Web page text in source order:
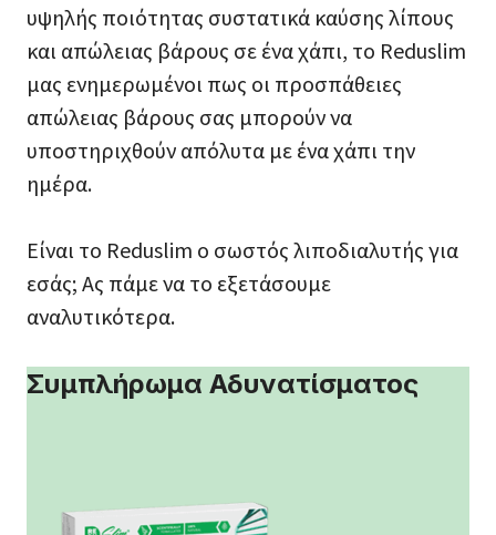
υψηλής ποιότητας συστατικά καύσης λίπους
και απώλειας βάρους σε ένα χάπι, το Reduslim
μας ενημερωμένοι πως οι προσπάθειες
απώλειας βάρους σας μπορούν να
υποστηριχθούν απόλυτα με ένα χάπι την
ημέρα.
Είναι το Reduslim ο σωστός λιποδιαλυτής για
εσάς; Ας πάμε να το εξετάσουμε
αναλυτικότερα.
Συμπλήρωμα Αδυνατίσματος